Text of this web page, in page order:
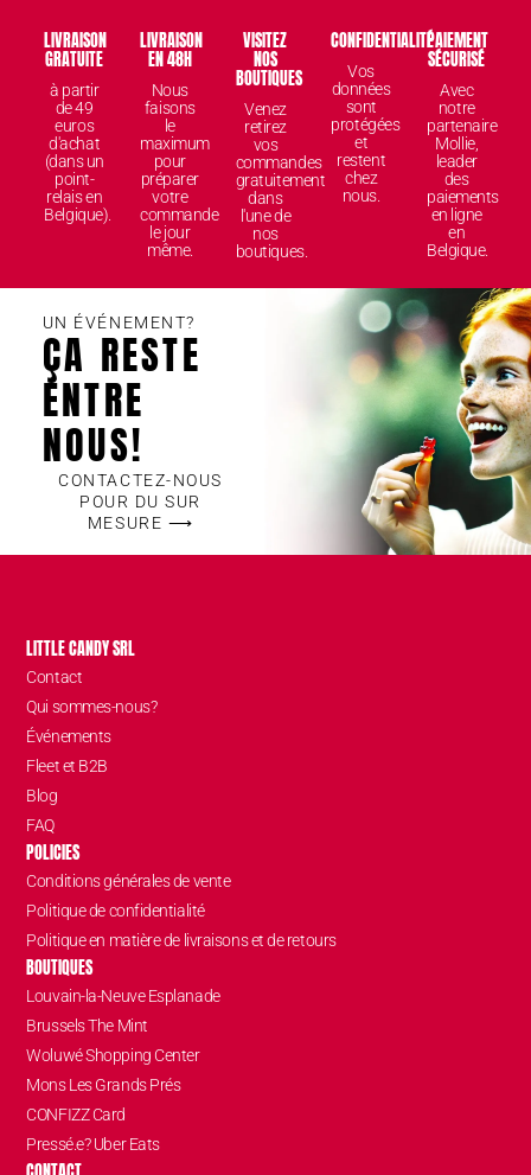
LIVRAISON
GRATUITE
à partir
de 49
euros
d'achat
(dans un
point-
relais en
Belgique).
LIVRAISON
EN 48H
Nous
faisons
le
maximum
pour
préparer
votre
commande
le jour
même.
VISITEZ
NOS
BOUTIQUES
Venez
retirez
vos
commandes
gratuitement
dans
l'une de
nos
boutiques.
CONFIDENTIALITÉ
Vos
données
sont
protégées
et
restent
chez
nous.
PAIEMENT
SÉCURISÉ
Avec
notre
partenaire
Mollie,
leader
des
paiements
en ligne
en
Belgique.
UN ÉVÉNEMENT?
ÇA RESTE
ENTRE
NOUS!
CONTACTEZ-NOUS
POUR DU SUR
MESURE ⟶
LITTLE CANDY SRL
Contact
Qui sommes-nous?
Événements
Fleet et B2B
Blog
FAQ
POLICIES
Conditions générales de vente
Politique de confidentialité
Politique en matière de livraisons et de retours
BOUTIQUES
Louvain-la-Neuve Esplanade
Brussels The Mint
Woluwé Shopping Center
Mons Les Grands Prés
CONFIZZ Card
Pressé.e? Uber Eats